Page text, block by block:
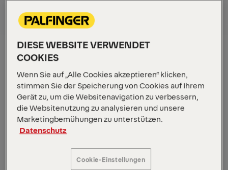
Overview
DIESE WEBSITE VERWENDET
COOKIES
Wenn Sie auf „Alle Cookies akzeptieren“ klicken,
stimmen Sie der Speicherung von Cookies auf Ihrem
Gerät zu, um die Websitenavigation zu verbessern,
die Websitenutzung zu analysieren und unsere
Marketingbemühungen zu unterstützen.
Datenschutz
Cookie-Einstellungen